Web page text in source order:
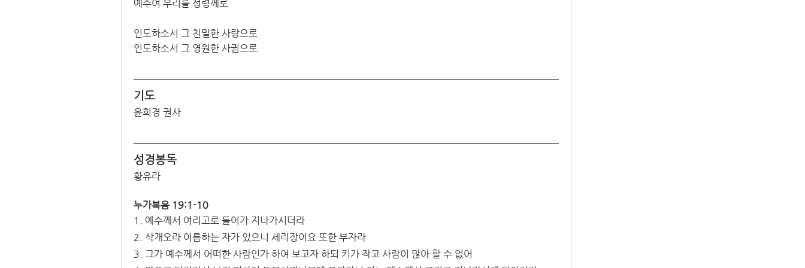
예수여 우리를 성령께로
인도하소서 그 친밀한 사랑으로
인도하소서 그 영원한 사귐으로
기도
윤희경 권사
성경봉독
황유라
누가복음 19:1-10
1. 예수께서 여리고로 들어가 지나가시더라
2. 삭개오라 이름하는 자가 있으니 세리장이요 또한 부자라
3. 그가 예수께서 어떠한 사람인가 하여 보고자 하되 키가 작고 사람이 많아 할 수 없어